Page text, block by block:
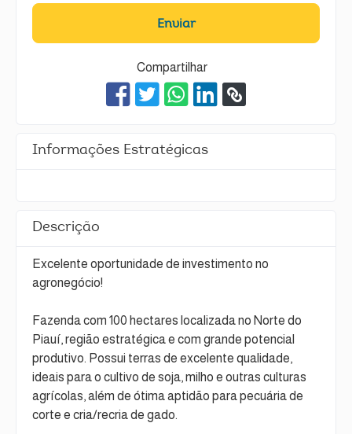
Enviar
Compartilhar
Informações Estratégicas
Descrição
Excelente oportunidade de investimento no
agronegócio!
Fazenda com 100 hectares localizada no Norte do
Piauí, região estratégica e com grande potencial
produtivo. Possui terras de excelente qualidade,
ideais para o cultivo de soja, milho e outras culturas
agrícolas, além de ótima aptidão para pecuária de
corte e cria/recria de gado.